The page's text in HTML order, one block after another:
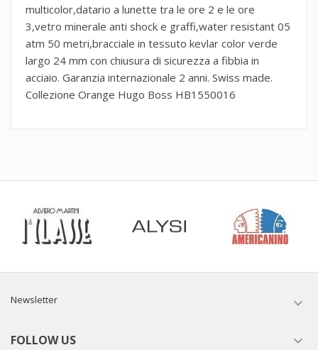
multicolor,datario a lunette tra le ore 2 e le ore
3,vetro minerale anti shock e graffi,water resistant 05
atm 50 metri,bracciale in tessuto kevlar color verde
largo 24 mm con chiusura di sicurezza a fibbia in
acciaio. Garanzia internazionale 2 anni. Swiss made.
Collezione Orange Hugo Boss HB1550016
Newsletter 
FOLLOW US 